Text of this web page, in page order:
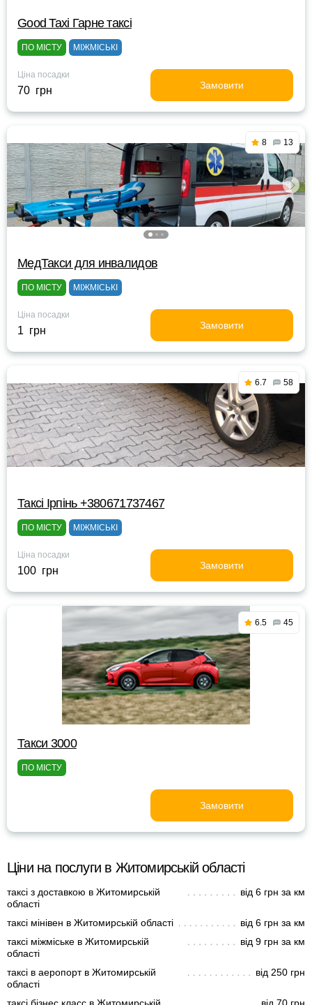
Good Taxi Гарне таксi
ПО МІСТУ МІЖМІСЬКІ
Ціна посадки
70 грн Замовити
8 13
МедТакси для инвалидов
ПО МІСТУ МІЖМІСЬКІ
Ціна посадки
1 грн Замовити
6.7 58
Таксі Ірпінь +380671737467
ПО МІСТУ МІЖМІСЬКІ
Ціна посадки
100 грн Замовити
6.5 45
Такси 3000
ПО МІСТУ
Замовити
Ціни на послуги в Житомирській області
таксі з доставкою в Житомирській
області
від 6 грн за км
таксі мінівен в Житомирській області
від 6 грн за км
таксі міжміське в Житомирській
області
від 9 грн за км
таксі в аеропорт в Житомирській
області
від 250 грн